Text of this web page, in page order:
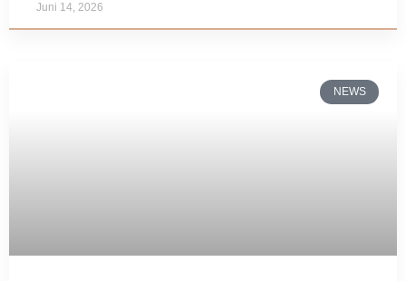
Juni 14, 2026
NEWS